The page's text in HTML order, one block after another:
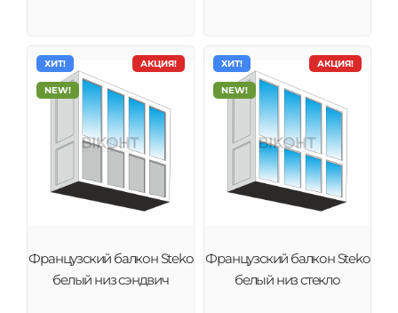
АКЦИЯ!
ХИТ!
NEW!
Французский балкон Steko
белый низ сэндвич
АКЦИЯ!
ХИТ!
NEW!
Французский балкон Steko
белый низ стекло